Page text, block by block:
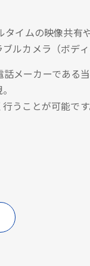
イムの映像共有
ルカメラ（ボディ
メーカーである
うことが可能です